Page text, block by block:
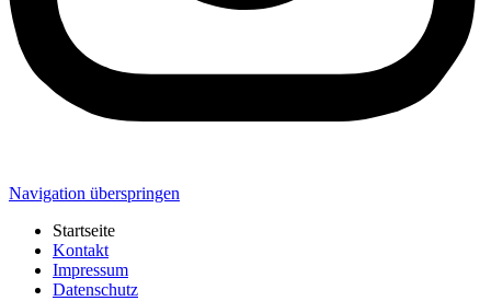
Navigation überspringen
Startseite
Kontakt
Impressum
Datenschutz